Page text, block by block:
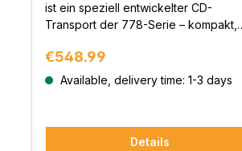
ist ein speziell entwickelter CD-
Transport der 778-Serie – kompakt,
ausgelegt und perfekt abgestimmt auf
moderne DACs und Verstärker mit
wieder mit maximaler Präzision
genießen möchten – ohne unnötige
Regular price:
€548.99
Available, delivery time: 1-3 days
Details